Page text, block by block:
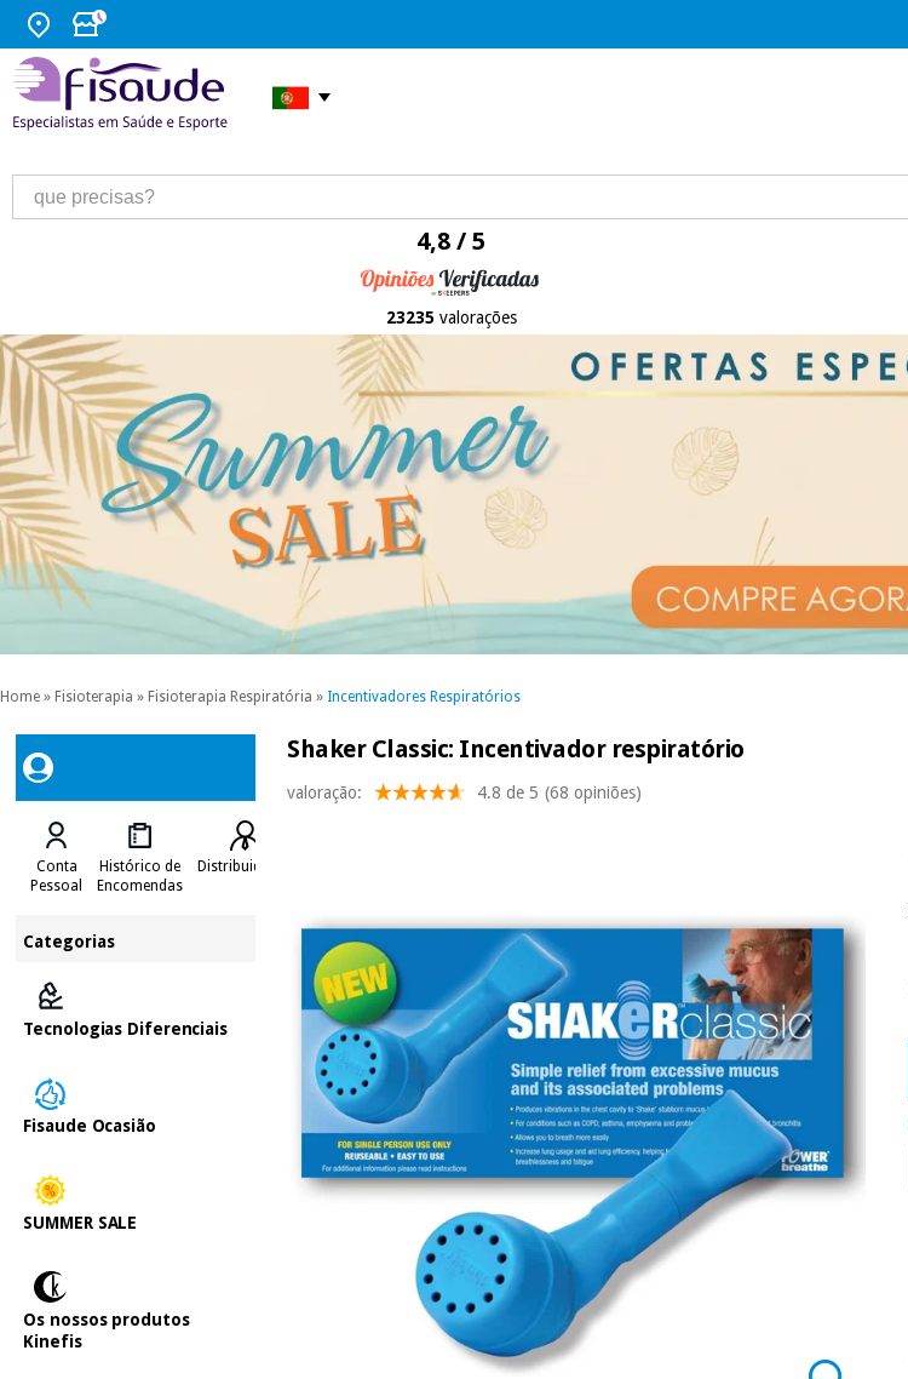
4,8 / 5
23235 valorações
Home » Fisioterapia » Fisioterapia Respiratória » Incentivadores Respiratórios
Conta
Pessoal
Histórico de
Encomendas
Distribuidores
Categorias
Tecnologias Diferenciais
Fisaude Ocasião
SUMMER SALE
Os nossos produtos
Kinefis
Shaker Classic: Incentivador respiratório
valoração: 4.8 de 5 (68 opiniões)